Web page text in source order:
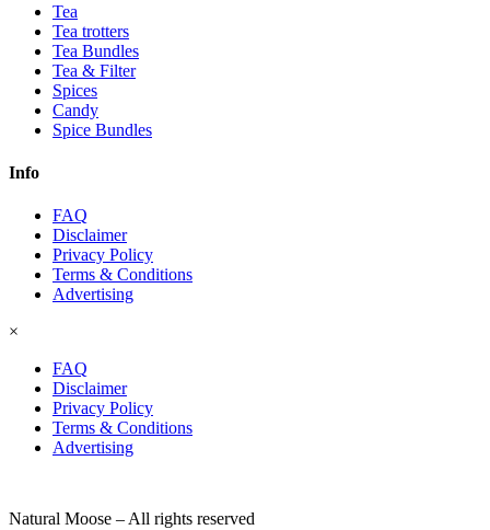
Tea
Tea trotters
Tea Bundles
Tea & Filter
Spices
Candy
Spice Bundles
Info
FAQ
Disclaimer
Privacy Policy
Terms & Conditions
Advertising
×
FAQ
Disclaimer
Privacy Policy
Terms & Conditions
Advertising
Natural Moose – All rights reserved